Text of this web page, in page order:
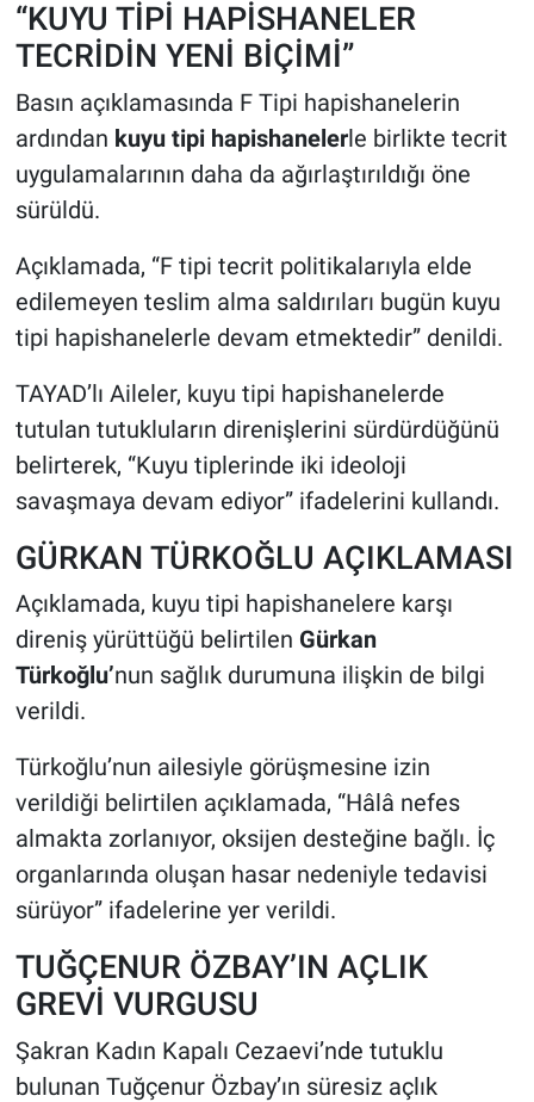
“KUYU TİPİ HAPİSHANELER
TECRİDİN YENİ BİÇİMİ”
Basın açıklamasında F Tipi hapishanelerin
ardından kuyu tipi hapishanelerle birlikte tecrit
uygulamalarının daha da ağırlaştırıldığı öne
sürüldü.
Açıklamada, “F tipi tecrit politikalarıyla elde
edilemeyen teslim alma saldırıları bugün kuyu
tipi hapishanelerle devam etmektedir” denildi.
TAYAD’lı Aileler, kuyu tipi hapishanelerde
tutulan tutukluların direnişlerini sürdürdüğünü
belirterek, “Kuyu tiplerinde iki ideoloji
savaşmaya devam ediyor” ifadelerini kullandı.
GÜRKAN TÜRKOĞLU AÇIKLAMASI
Açıklamada, kuyu tipi hapishanelere karşı
direniş yürüttüğü belirtilen Gürkan
Türkoğlu’nun sağlık durumuna ilişkin de bilgi
verildi.
Türkoğlu’nun ailesiyle görüşmesine izin
verildiği belirtilen açıklamada, “Hâlâ nefes
almakta zorlanıyor, oksijen desteğine bağlı. İç
organlarında oluşan hasar nedeniyle tedavisi
sürüyor” ifadelerine yer verildi.
TUĞÇENUR ÖZBAY’IN AÇLIK
GREVİ VURGUSU
Şakran Kadın Kapalı Cezaevi’nde tutuklu
bulunan Tuğçenur Özbay’ın süresiz açlık